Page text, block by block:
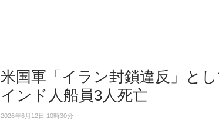
米国軍「イラン封鎖違反」と
インド人船員3人死亡
2026年6月12日 10時30分